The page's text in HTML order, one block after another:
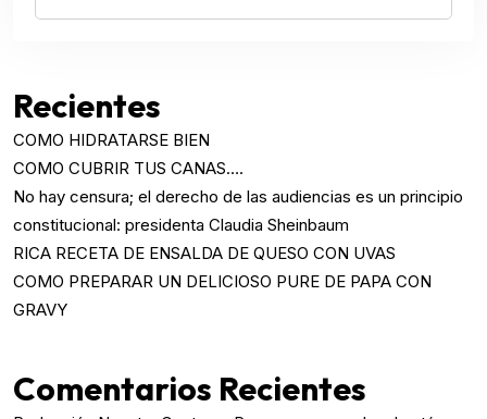
Recientes
COMO HIDRATARSE BIEN
COMO CUBRIR TUS CANAS….
No hay censura; el derecho de las audiencias es un principio
constitucional: presidenta Claudia Sheinbaum
RICA RECETA DE ENSALDA DE QUESO CON UVAS
COMO PREPARAR UN DELICIOSO PURE DE PAPA CON
GRAVY
Comentarios Recientes